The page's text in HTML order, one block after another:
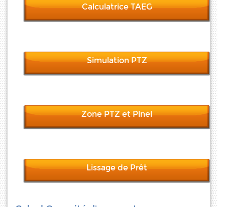
Calculatrice TAEG
Simulation PTZ
Zone PTZ et Pinel
Lissage de Prêt